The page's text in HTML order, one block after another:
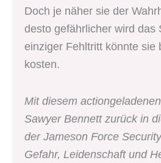
Doch je näher sie der
desto gefährlicher wird das
einziger Fehltritt könnte sie
kosten.
Mit diesem
Sawyer Bennett zurück in
der Jameson Force
Gefahr, Leidenschaft und